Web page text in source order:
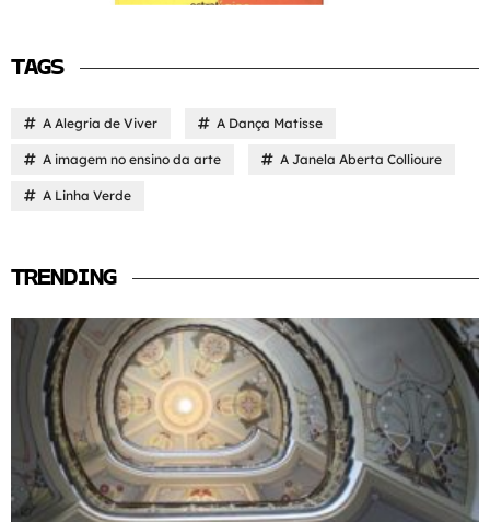
TAGS
A Alegria de Viver A Dança Matisse
A imagem no ensino da arte A Janela Aberta Collioure
A Linha Verde
TRENDING